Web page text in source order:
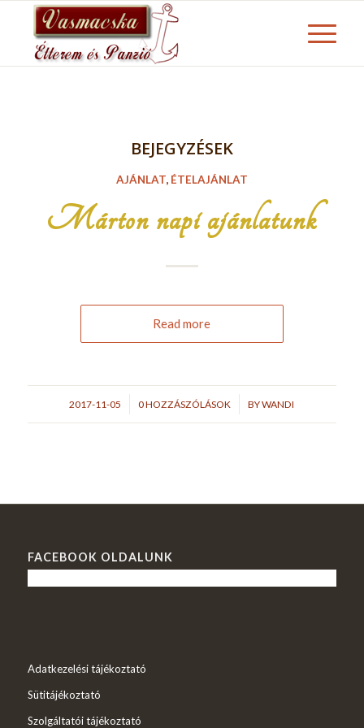
BEJEGYZÉSEK
AJÁNLAT, ÉTELAJÁNLAT
Márton napi ajánlatunk
Read more
2017-11-05
/ 0 HOZZÁSZÓLÁSOK
/ BYWANDI
FACEBOOK OLDALUNK
Adatkezelési tájékoztató
Sütitájékoztató
Szolgáltatói tájékoztató